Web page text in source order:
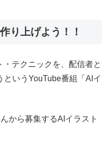
り上げよう！！
テクニックを、配信者と
いうYouTube番組「AIイ
から募集するAIイラスト